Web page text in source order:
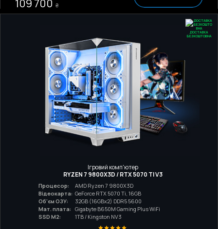
109 700 ₴
ДОСТАВКА
БЕЗКОШТОВНА
Ігровий комп'ютер
RYZEN 7 9800X3D / RTX 5070 TI V3
Процесор:
AMD Ryzen 7 9800X3D
Відеокарта: GeForce RTX 5070 Ti, 16GB
Об'єм ОЗУ:
32GB (16GBx2) DDR5 5600
Мат. плата:
Gigabyte B650M Gaming Plus WiFi
SSD M2:
1TB / Kingston NV3